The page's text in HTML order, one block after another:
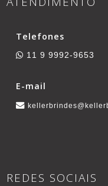
Telefones
11 9 9992-9653
E-mail
REDES SOCIAIS